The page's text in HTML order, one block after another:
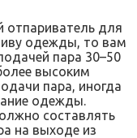
отпариватель для
одежды, то вам
пара 30–50
высоким
пара, иногда
одежды.
составлять
на выходе из